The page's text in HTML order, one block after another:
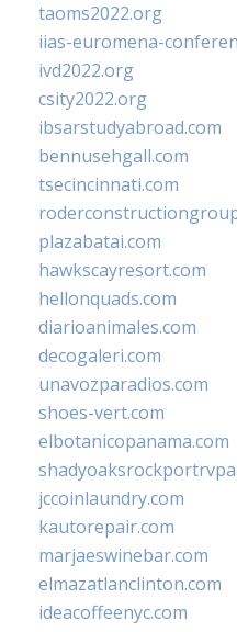
taoms2022.org
iias-euromena-
ivd2022.org
csity2022.org
ibsarstudyabroad.com
bennusehgall.com
tsecincinnati.com
plazabatai.com
hawkscayresort.com
hellonquads.com
diarioanimales.com
decogaleri.com
unavozparadios.com
shoes-vert.com
elbotanicopanama.com
jccoinlaundry.com
kautorepair.com
marjaeswinebar.com
elmazatlanclinton.com
ideacoffeenyc.com